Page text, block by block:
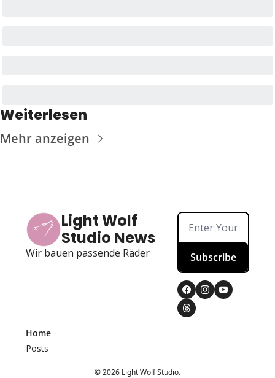
Weiterlesen
Mehr anzeigen
Light Wolf
Studio News
Wir bauen passende Räder Subscribe
Home
Posts
© 2026 Light Wolf Studio.